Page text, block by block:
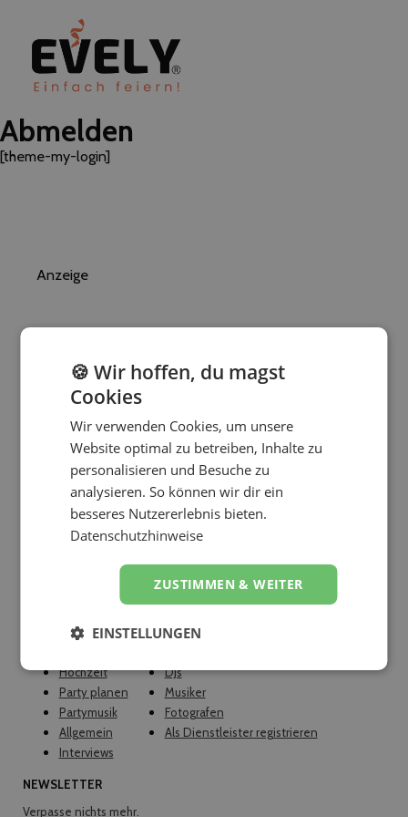
Abmelden
[theme-my-login]
Anzeige
FÜR KUNDEN
Hochzeit
Party planen
Partymusik
Allgemein
Interviews
FÜR DIENSTLEISTER
DJs
Musiker
Fotografen
Als Dienstleister registrieren
NEWSLETTER
Verpasse nichts mehr.
🍪 Wir hoffen, du magst
Cookies
Wir verwenden Cookies, um unsere
Website optimal zu betreiben, Inhalte zu
personalisieren und Besuche zu
analysieren. So können wir dir ein
besseres Nutzererlebnis bieten.
Datenschutzhinweise
ZUSTIMMEN & WEITER
EINSTELLUNGEN